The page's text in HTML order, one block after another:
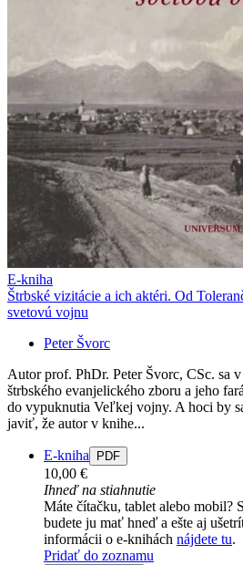
E-kniha
Štrbské vizitácie a ich aktéri. Od
svetovú vojnu
Peter Švorc
Autor prof. PhDr. Peter Švorc, CSc. sa
štrbského evanjelického zboru a jeho
do vypuknutia Veľkej vojny. A hoci by
javiť, že autor v knihe...
E-kniha PDF
10,00 €
Ihneď na stiahnutie
Máte čítačku, tablet alebo mobil?
budete ju mať hneď a ešte aj
informácii o e-knihách nájdete tu.
Pridať do zoznamu